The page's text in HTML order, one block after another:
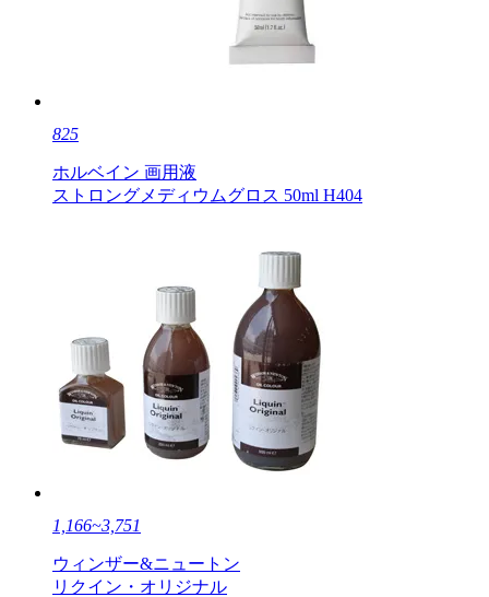
825
ホルベイン 画用液
ストロングメディウムグロス 50ml H404
1,166~3,751
ウィンザー&ニュートン
リクイン・オリジナル